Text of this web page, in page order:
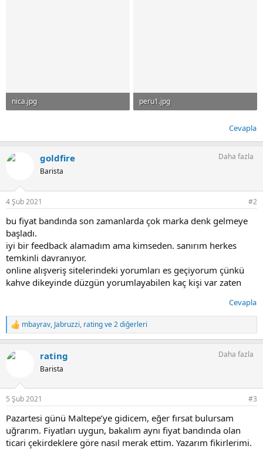
nica.jpg
peru1.jpg
Cevapla
goldfire
Barista
Daha fazla
4 Şub 2021 #2
bu fiyat bandında son zamanlarda çok marka denk gelmeye
başladı.
iyi bir feedback alamadım ama kimseden. sanırım herkes
temkinli davranıyor.
online alışveriş sitelerindeki yorumları es geçiyorum çünkü
kahve dikeyinde düzgün yorumlayabilen kaç kişi var zaten
Cevapla
T
e
k
mbayrav, Jabruzzi, ratingve 2 diğerleri
rating
Barista
Daha fazla
5 Şub 2021 #3
Pazartesi günü Maltepe’ye gidicem, eğer fırsat bulursam
uğrarım. Fiyatları uygun, bakalım aynı fiyat bandında olan
ticari çekirdeklere göre nasıl merak ettim. Yazarım fikirlerimi.